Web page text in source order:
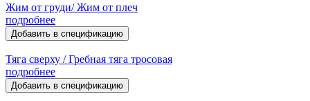
Жим от груди/ Жим от плеч
подробнее
Добавить в спецификацию
Тяга сверху / Гребная тяга тросовая
подробнее
Добавить в спецификацию